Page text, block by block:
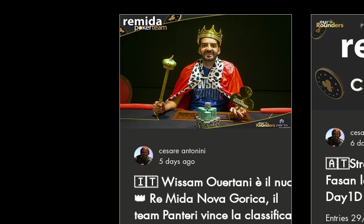
🇮🇹 Wissam Ouertani è il nuovo
👑 Re Mida Nova Gorica, il
team Panteri vince la classifica a
cesare antonini
5 days ago
Fasan
Day1D
lug/
Entries
6